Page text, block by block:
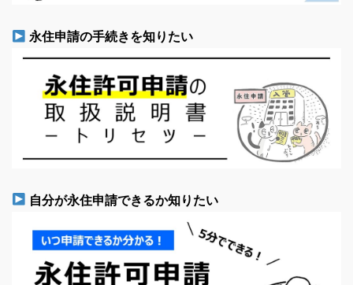
永住申請の手続きを知りたい
自分が永住申請できるか知りたい